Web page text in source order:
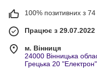
100% позитивних з 74
Працює з 29.07.2022
м. Вінниця
24000 Вінницька
Грецька 20